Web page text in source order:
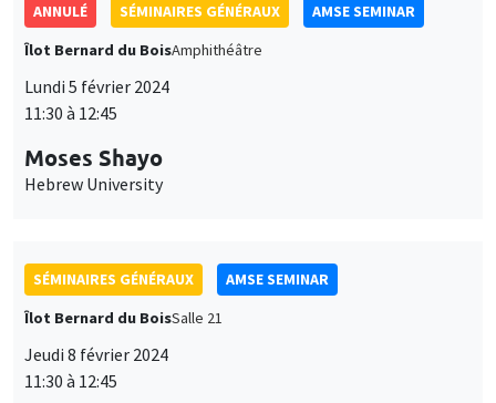
ANNULÉ SÉMINAIRES GÉNÉRAUX
AMSE SEMINAR
Îlot Bernard du BoisAmphithéâtre
Lundi 5 février 2024
11:30 à 12:45
Moses Shayo
Hebrew University
SÉMINAIRES GÉNÉRAUX
AMSE SEMINAR
Îlot Bernard du BoisSalle 21
Jeudi 8 février 2024
11:30 à 12:45